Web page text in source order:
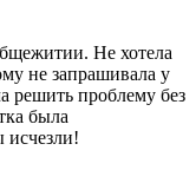
Не хотела
не запрашивала у
решить проблему без
была
исчезли!